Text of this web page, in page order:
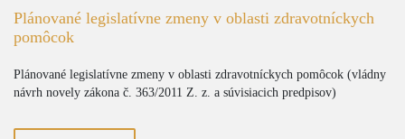
Plánované legislatívne zmeny v oblasti zdravotníckych
pomôcok
Plánované legislatívne zmeny v oblasti zdravotníckych pomôcok (vládny
návrh novely zákona č. 363/2011 Z. z. a súvisiacich predpisov)